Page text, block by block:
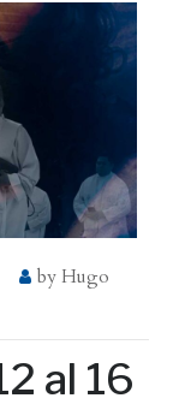
by Hugo
al 16